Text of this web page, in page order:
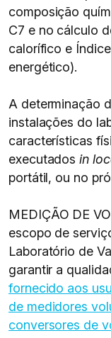
composição
C7 e no cálculo
calorífico e
energético).
A determinação
instalações do
características
executadosin
portátil, ou no
MEDIÇÃO DE
escopo de
Laboratório de
garantir a
fornecido aos
de medidores
conversores de